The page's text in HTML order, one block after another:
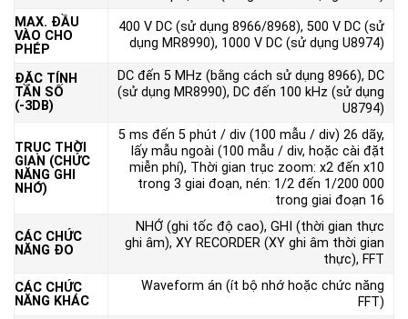
MAX. ĐẦU
VÀO CHO
PHÉP
400 V DC (sử dụng 8966/8968), 500 V DC (sử
dụng MR8990), 1000 V DC (sử dụng U8974)
ĐẶC TÍNH
TẦN SỐ
(-3DB)
DC đến 5 MHz (bằng cách sử dụng 8966), DC
(sử dụng MR8990), DC đến 100 kHz (sử dụng
U8794)
TRỤC THỜI
GIAN (CHỨC
NĂNG GHI
NHỚ)
5 ms đến 5 phút / div (100 mẫu / div) 26 dãy,
lấy mẫu ngoài (100 mẫu / div, hoặc cài đặt
miễn phí), Thời gian trục zoom: x2 đến x10
trong 3 giai đoạn, nén: 1/2 đến 1/200 000
trong giai đoạn 16
CÁC CHỨC
NĂNG ĐO
NHỚ (ghi tốc độ cao), GHI (thời gian thực
ghi âm), XY RECORDER (XY ghi âm thời gian
thực), FFT
CÁC CHỨC
NĂNG KHÁC
Waveform án (ít bộ nhớ hoặc chức năng
FFT)